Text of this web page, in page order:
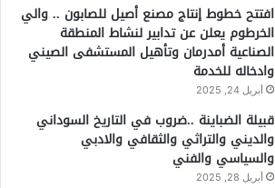
افتتح خطوط إنتاج مصنع أصيل للصابون .. والي
الخرطوم يعلن عن تدابير لنشاط المنطقة
الصناعية أمدرمان وتأهيل المستشفى الصيني
وادخاله للخدمة
أبريل 24, 2025
قبيلة الضباينة ..ضروب في التاريخ السوداني
والديني والتراثي والثقافي والادبي
والسياسي والفني
أبريل 28, 2025